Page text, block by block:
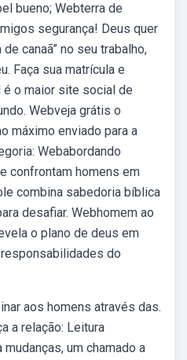
bueno; Webterra de
segurança! Deus quer
canaã” no seu trabalho,
Faça sua matrícula e
o maior site social de
Webveja grátis o
máximo enviado para a
Webabordando
confrontam homens em
combina sabedoria bíblica
desafiar. Webhomem ao
o plano de deus em
do
aos homens através das.
a relação: Leitura
um chamado a